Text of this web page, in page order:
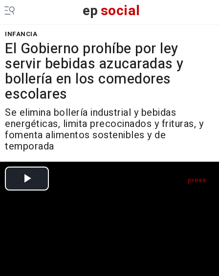
epsocial
INFANCIA
El Gobierno prohíbe por ley
servir bebidas azucaradas y
bollería en los comedores
escolares
Se elimina bollería industrial y bebidas
energéticas, limita precocinados y frituras, y
fomenta alimentos sostenibles y de
temporada